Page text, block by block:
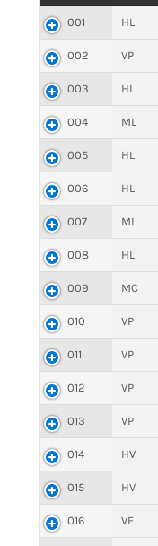
001 HL
002 VP
003 HL
004 ML
005 HL
006 HL
007 ML
008 HL
009 MC
010 VP
011 VP
012 VP
013 VP
014 HV
015 HV
016 VE